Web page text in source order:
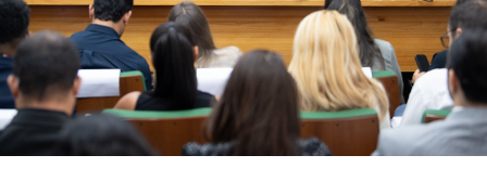
pelo Censo Escolar. Os indicadores são divulgados a cada
dois anos. A escala do Ideb varia de 0 a 10.
>> Veja abaixo os indicadores do
ensino fundamental